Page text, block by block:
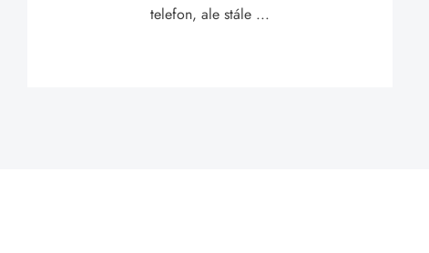
telefon, ale stále ...